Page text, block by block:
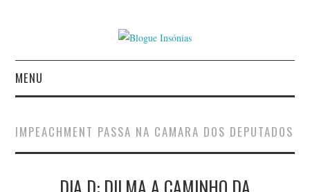
MENU
AUTORES
CONTACTO
IMPEACHMENT PASSA NA CAMARA DOS DEPUTADOS
DIA D: DILMA A CAMINHO DA